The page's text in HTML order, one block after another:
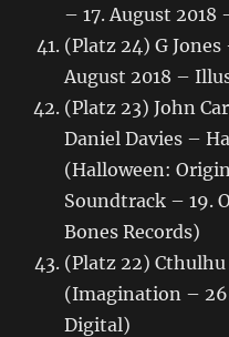
– 17. August 2018
(Platz 24) G
August 2018 –
(Platz 23) John
Daniel Davies –
(Halloween:
Soundtrack – 19.
Bones Records)
(Platz 22)
(Imagination –
Digital)